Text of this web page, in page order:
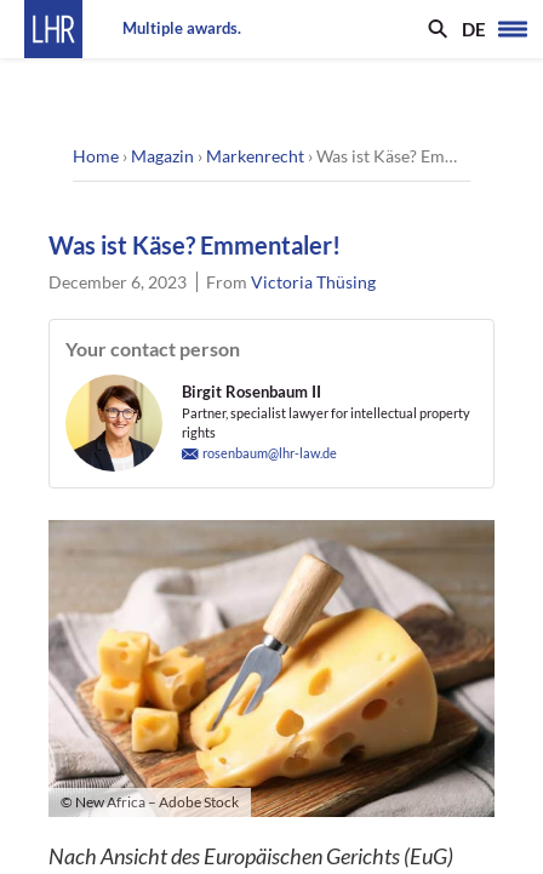
Multiple awards. DE
Home › Magazin › Markenrecht ›Was ist Käse? Emmentaler!
Was ist Käse? Emmentaler!
December 6, 2023 FromVictoria Thüsing
Your contact person
Birgit Rosenbaum II
Partner, specialist lawyer for intellectual property
rights
rosenbaum@lhr-law.de
© New Africa – Adobe Stock
Nach Ansicht des Europäischen Gerichts (EuG)